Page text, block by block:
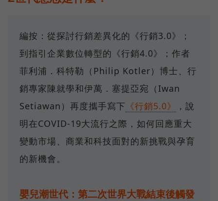
編按：從探討行銷差異化的《行銷3.0》；
到指引企業數位轉型的《行銷4.0》；作者
菲利浦．科特勒（Philip Kotler）博士、行
銷專家陳就學和伊萬．塞提亞宛（Iwan
Setiawan）再度攜手寫下 《行銷5.0》
，說
明在COVID-19大流行之際，如何回應重大
變動市場、商業和科技面對的新挑戰與孕育
的新機會。
嬰兒潮世代：第二次世界大戰結束後觸發